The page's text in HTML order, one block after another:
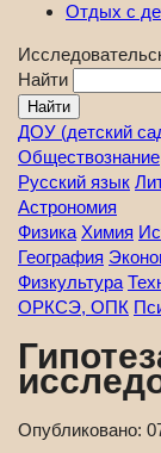
Отдых с
Найти
ДОУ (детский
Обществознание
Русский язык
Астрономия
Физика Химия
География
Физкультура
ОРКСЭ, ОПК
Опубликовано: